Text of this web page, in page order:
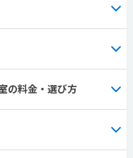
の料金・選び方